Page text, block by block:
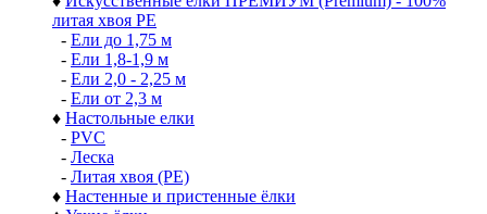
литая хвоя РЕ
- Ели до 1,75 м
- Ели 1,8-1,9 м
- Ели 2,0 - 2,25 м
- Ели от 2,3 м
♦ Настольные елки
- PVC
- Леска
- Литая хвоя (РЕ)
♦ Настенные и пристенные ёлки